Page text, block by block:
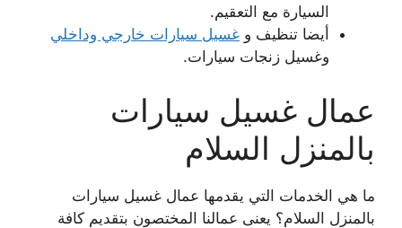
السيارة مع التعقيم.
أيضا تنظيف و غسيل سيارات خارجي وداخلي
وغسيل زنجات سيارات.
عمال غسيل سيارات
بالمنزل السلام
ما هي الخدمات التي يقدمها عمال غسيل سيارات
بالمنزل السلام؟ يعنى عمالنا المختصون بتقديم كافة